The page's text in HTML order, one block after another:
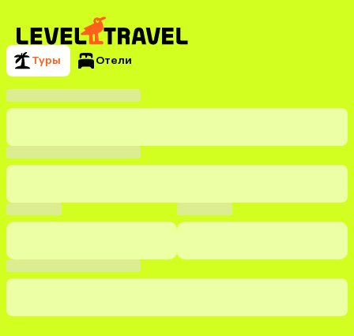
Туры Отели